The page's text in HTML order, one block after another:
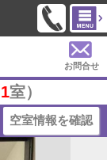
お問合せ
1室）
空室情報を確認